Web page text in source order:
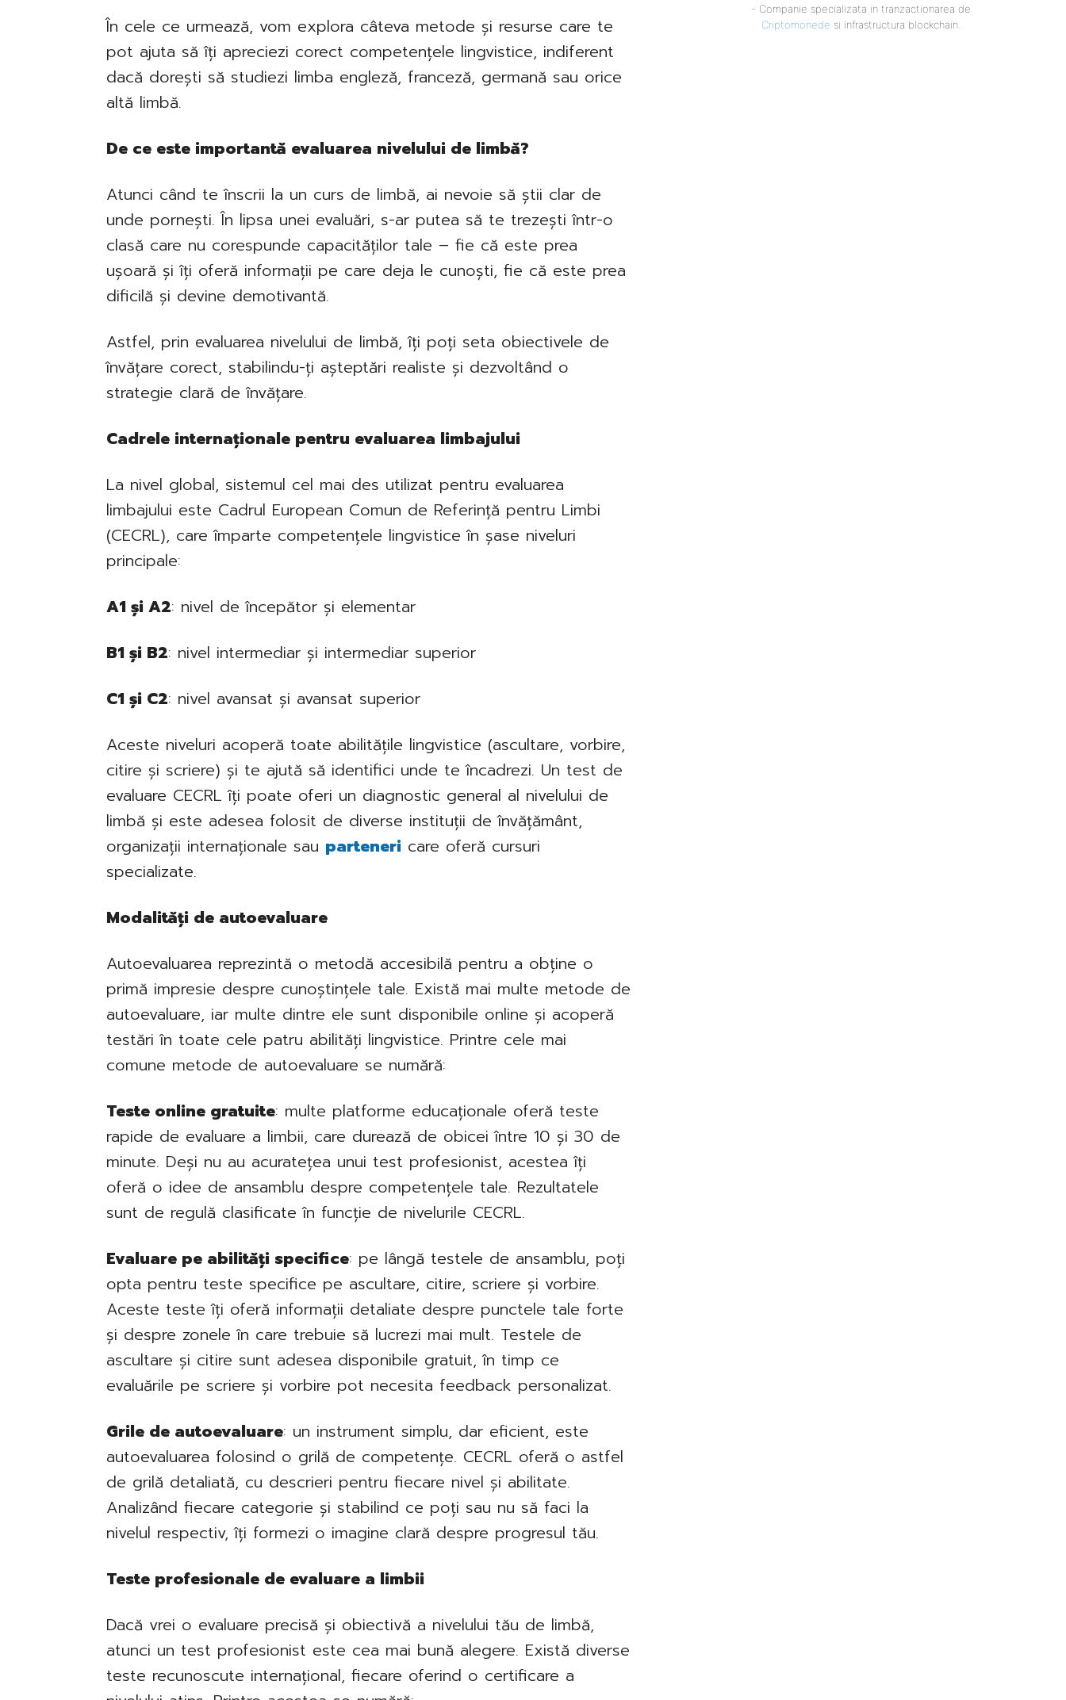
În cele ce urmează, vom explora câteva metode și resurse care te
pot ajuta să îți apreciezi corect competențele lingvistice, indiferent
dacă dorești să studiezi limba engleză, franceză, germană sau orice
altă limbă.
De ce este importantă evaluarea nivelului de limbă?
Atunci când te înscrii la un curs de limbă, ai nevoie să știi clar de
unde pornești. În lipsa unei evaluări, s-ar putea să te trezești într-o
clasă care nu corespunde capacităților tale – fie că este prea
ușoară și îți oferă informații pe care deja le cunoști, fie că este prea
dificilă și devine demotivantă.
Astfel, prin evaluarea nivelului de limbă, îți poți seta obiectivele de
învățare corect, stabilindu-ți așteptări realiste și dezvoltând o
strategie clară de învățare.
Cadrele internaționale pentru evaluarea limbajului
La nivel global, sistemul cel mai des utilizat pentru evaluarea
limbajului este Cadrul European Comun de Referință pentru Limbi
(CECRL), care împarte competențele lingvistice în șase niveluri
principale:
A1 și A2: nivel de începător și elementar
B1 și B2: nivel intermediar și intermediar superior
C1 și C2: nivel avansat și avansat superior
Aceste niveluri acoperă toate abilitățile lingvistice (ascultare, vorbire,
citire și scriere) și te ajută să identifici unde te încadrezi. Un test de
evaluare CECRL îți poate oferi un diagnostic general al nivelului de
limbă și este adesea folosit de diverse instituții de învățământ,
organizații internaționale sau parteneri care oferă cursuri
specializate.
Modalități de autoevaluare
Autoevaluarea reprezintă o metodă accesibilă pentru a obține o
primă impresie despre cunoștințele tale. Există mai multe metode de
autoevaluare, iar multe dintre ele sunt disponibile online și acoperă
testări în toate cele patru abilități lingvistice. Printre cele mai
comune metode de autoevaluare se numără:
Teste online gratuite: multe platforme educaționale oferă teste
rapide de evaluare a limbii, care durează de obicei între 10 și 30 de
minute. Deși nu au acuratețea unui test profesionist, acestea îți
oferă o idee de ansamblu despre competențele tale. Rezultatele
sunt de regulă clasificate în funcție de nivelurile CECRL.
Evaluare pe abilități specifice: pe lângă testele de ansamblu, poți
opta pentru teste specifice pe ascultare, citire, scriere și vorbire.
Aceste teste îți oferă informații detaliate despre punctele tale forte
și despre zonele în care trebuie să lucrezi mai mult. Testele de
ascultare și citire sunt adesea disponibile gratuit, în timp ce
evaluările pe scriere și vorbire pot necesita feedback personalizat.
Grile de autoevaluare: un instrument simplu, dar eficient, este
autoevaluarea folosind o grilă de competențe. CECRL oferă o astfel
de grilă detaliată, cu descrieri pentru fiecare nivel și abilitate.
Analizând fiecare categorie și stabilind ce poți sau nu să faci la
nivelul respectiv, îți formezi o imagine clară despre progresul tău.
Teste profesionale de evaluare a limbii
Dacă vrei o evaluare precisă și obiectivă a nivelului tău de limbă,
atunci un test profesionist este cea mai bună alegere. Există diverse
teste recunoscute internațional, fiecare oferind o certificare a
- Companie specializata in tranzactionarea de
Criptomonede si infrastructura blockchain.